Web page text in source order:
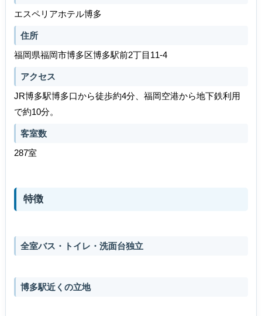
エスペリアホテル博多
住所
福岡県福岡市博多区博多駅前2丁目11-4
アクセス
JR博多駅博多口から徒歩約4分、福岡空港から地下鉄利用
で約10分。
客室数
287室
特徴
全室バス・トイレ・洗面台独立
博多駅近くの立地